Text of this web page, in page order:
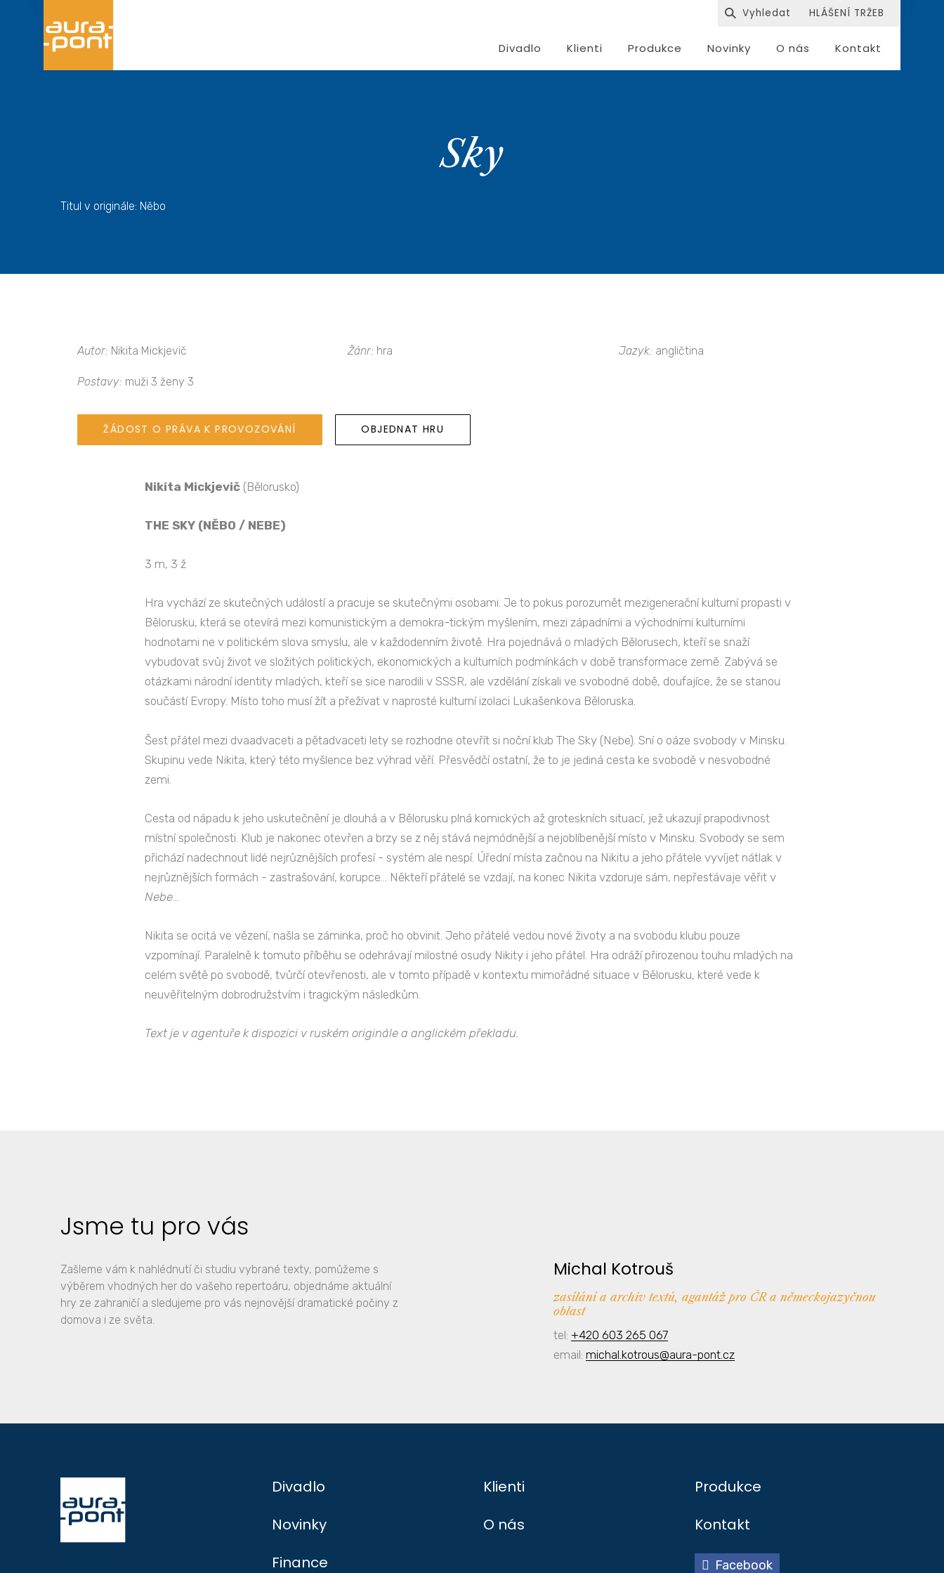
Divadlo Klienti Produkce Novinky O nás Kontakt
HLÁŠENÍ TRŽEB
Sky
Titul v originále: Něbo
Autor: Nikita Mickjevič Žánr: hra Jazyk: angličtina
Postavy: muži 3 ženy 3
ŽÁDOST O PRÁVA K PROVOZOVÁNÍ OBJEDNAT HRU
Nikita Mickjevič (Bělorusko)
THE SKY (NĚBO / NEBE)
3 m, 3 ž
Hra vychází ze skutečných událostí a pracuje se skutečnými osobami. Je to pokus porozumět mezigenerační kulturní propasti v
Bělorusku, která se otevírá mezi komunistickým a demokra-tickým myšlením, mezi západními a východními kulturními
hodnotami ne v politickém slova smyslu, ale v každodenním životě. Hra pojednává o mladých Bělorusech, kteří se snaží
vybudovat svůj život ve složitých politických, ekonomických a kulturních podmínkách v době transformace země. Zabývá se
otázkami národní identity mladých, kteří se sice narodili v SSSR, ale vzdělání získali ve svobodné době, doufajíce, že se stanou
součástí Evropy. Místo toho musí žít a přežívat v naprosté kulturní izolaci Lukašenkova Běloruska.
Šest přátel mezi dvaadvaceti a pětadvaceti lety se rozhodne otevřít si noční klub The Sky (Nebe). Sní o oáze svobody v Minsku.
Skupinu vede Nikita, který této myšlence bez výhrad věří. Přesvědčí ostatní, že to je jediná cesta ke svobodě v nesvobodné
zemi.
Cesta od nápadu k jeho uskutečnění je dlouhá a v Bělorusku plná komických až groteskních situací, jež ukazují prapodivnost
místní společnosti. Klub je nakonec otevřen a brzy se z něj stává nejmódnější a nejoblíbenější místo v Minsku. Svobody se sem
přichází nadechnout lidé nejrůznějších profesí - systém ale nespí. Úřední místa začnou na Nikitu a jeho přátele vyvíjet nátlak v
nejrůznějších formách - zastrašování, korupce... Někteří přátelé se vzdají, na konec Nikita vzdoruje sám, nepřestávaje věřit v
Nebe
Nikita se ocitá ve vězení, našla se záminka, proč ho obvinit. Jeho přátelé vedou nové životy a na svobodu klubu pouze
vzpomínají. Paralelně k tomuto příběhu se odehrávají milostné osudy Nikity i jeho přátel. Hra odráží přirozenou touhu mladých na
celém světě po svobodě, tvůrčí otevřenosti, ale v tomto případě v kontextu mimořádné situace v Bělorusku, které vede k
neuvěřitelným dobrodružstvím i tragickým následkům.
Text je v agentuře k dispozici v ruském originále a anglickém překladu.
Jsme tu pro vás
Zašleme vám k nahlédnutí či studiu vybrané texty, pomůžeme s
výběrem vhodných her do vašeho repertoáru, objednáme aktuální
hry ze zahraničí a sledujeme pro vás nejnovější dramatické počiny z
domova i ze světa.
Michal Kotrouš
zasílání a archiv textů, agantáž pro ČR a německojazyčnou
oblast
tel: +420 603 265 067
email:michal.kotrous@aura-pont.cz
Divadlo
Novinky
Finance
Klienti
O nás
Produkce
Kontakt
Facebook